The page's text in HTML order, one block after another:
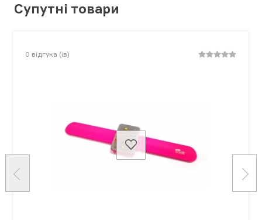
Супутні товари
0 відгука (ів)